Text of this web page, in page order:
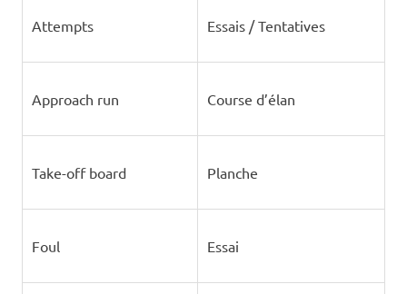
Attempts Essais / Tentatives
Approach run Course d’élan
Take-off board Planche
Foul Essai